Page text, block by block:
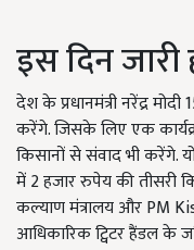
इस दिन जारी
देश के प्रधानमंत्री नरेंद्र
करेंगे. जिसके लिए एक
किसानों से संवाद भी करेंगे.
में 2 हजार रुपेय की तीसरी
कल्याण मंत्रालय और PM
आधिकारिक ट्विटर हैंडल के